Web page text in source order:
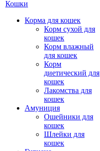
Кошки
Корма для кошек
Корм сухой для
кошек
Корм влажный
для кошек
Корм
диетический для
кошек
Лакомства для
кошек
Амуниция
Ошейники для
кошек
Шлейки для
кошек